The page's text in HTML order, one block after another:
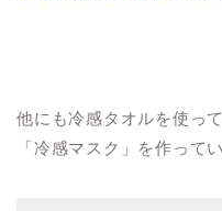
他にも冷感タオルを使っ
「冷感マスク」を作って